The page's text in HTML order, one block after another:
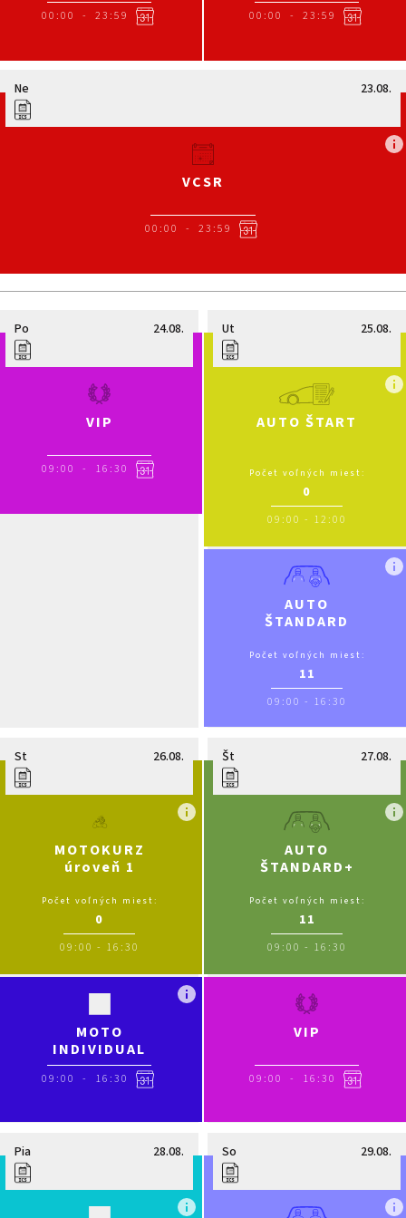
00:00 - 23:59 00:00 - 23:59
Ne 23.08.
VCSR
00:00 - 23:59
Po 24.08.
VIP
09:00 - 16:30
Ut 25.08.
AUTO ŠTART
Počet voľných miest:
0
09:00 - 12:00
AUTO
ŠTANDARD
Počet voľných miest:
11
09:00 - 16:30
St 26.08.
MOTOKURZ
úroveň 1
Počet voľných miest:
0
09:00 - 16:30
MOTO
INDIVIDUAL
09:00 - 16:30
Št 27.08.
AUTO
ŠTANDARD+
Počet voľných miest:
11
09:00 - 16:30
VIP
09:00 - 16:30
Pia 28.08. So 29.08.